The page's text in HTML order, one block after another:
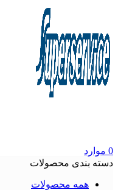
0 موارد
دسته بندی محصولات
همه محصولات